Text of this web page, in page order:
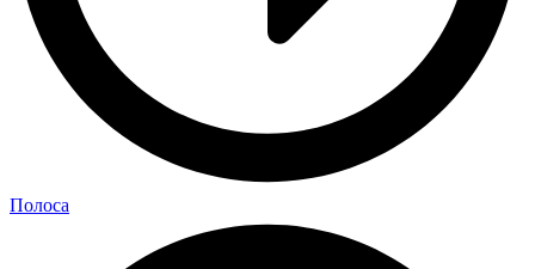
Полоса